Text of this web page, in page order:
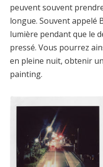
peuvent souvent
longue. Souvent appelé
lumière pendant que le
pressé. Vous pourrez
en pleine nuit, obtenir
painting.